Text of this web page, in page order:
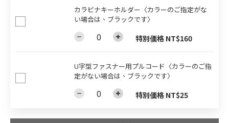
カラビナキーホルダー〈カラーのご指定がな
い場合は、ブラックです〉
特別価格 NT$160
U字型ファスナー用プルコード〈カラーのご指
定がない場合は、ブラックです〉
特別価格 NT$25